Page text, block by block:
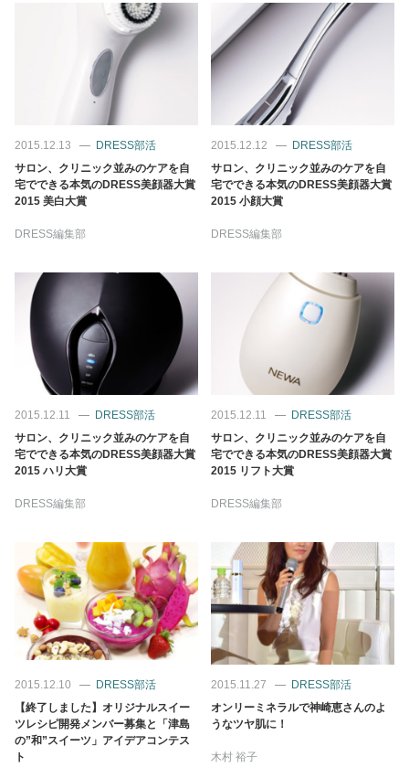
2015.12.13
DRESS部活
サロン、クリニック並みのケアを自
宅でできる本気のDRESS美顔器大賞
2015 美白大賞
DRESS編集部
2015.12.12
DRESS部活
サロン、クリニック並みのケアを自
宅でできる本気のDRESS美顔器大賞
2015 小顔大賞
DRESS編集部
2015.12.11
DRESS部活
サロン、クリニック並みのケアを自
宅でできる本気のDRESS美顔器大賞
2015 ハリ大賞
DRESS編集部
2015.12.11
DRESS部活
サロン、クリニック並みのケアを自
宅でできる本気のDRESS美顔器大賞
2015 リフト大賞
DRESS編集部
2015.12.10
DRESS部活
【終了しました】オリジナルスイー
ツレシピ開発メンバー募集と「津島
の”和”スイーツ」アイデアコンテス
ト
2015.11.27
DRESS部活
オンリーミネラルで神崎恵さんのよ
うなツヤ肌に！
木村 裕子